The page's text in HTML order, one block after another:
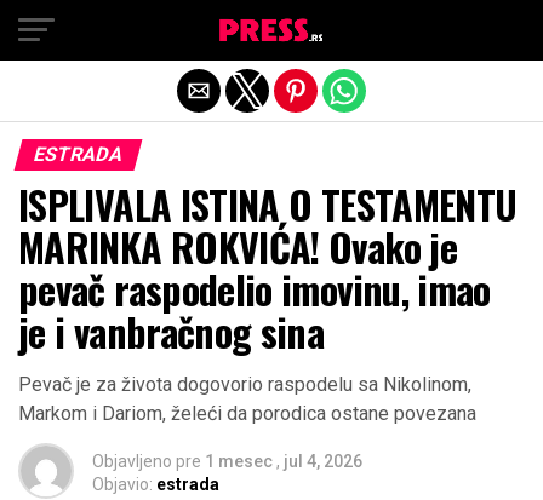
ESTRADA
ISPLIVALA ISTINA O TESTAMENTU
MARINKA ROKVIĆA! Ovako je
pevač raspodelio imovinu, imao
je i vanbračnog sina
Pevač je za života dogovorio raspodelu sa Nikolinom,
Markom i Dariom, želeći da porodica ostane povezana
Objavljeno pre 1 mesec , jul 4, 2026
Objavio: estrada
Exit mobile version